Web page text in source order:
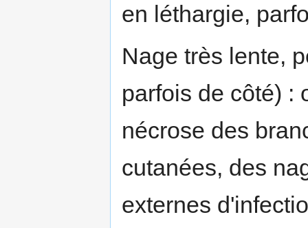
en léthargie,
Nage très lente,
parfois de côté) :
nécrose des
cutanées, des
externes